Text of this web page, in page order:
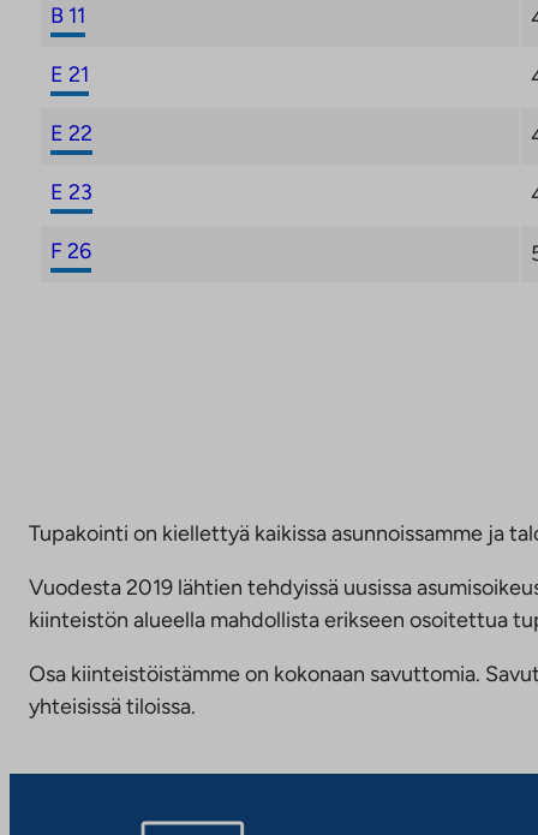
B 11
E 21
E 22
E 23
F 26
Tupakointi on kiellettyä kaikissa asunnoissamme ja
Vuodesta 2019 lähtien tehdyissä uusissa
kiinteistön alueella mahdollista erikseen osoitettua
Osa kiinteistöistämme on kokonaan savuttomia.
yhteisissä tiloissa.